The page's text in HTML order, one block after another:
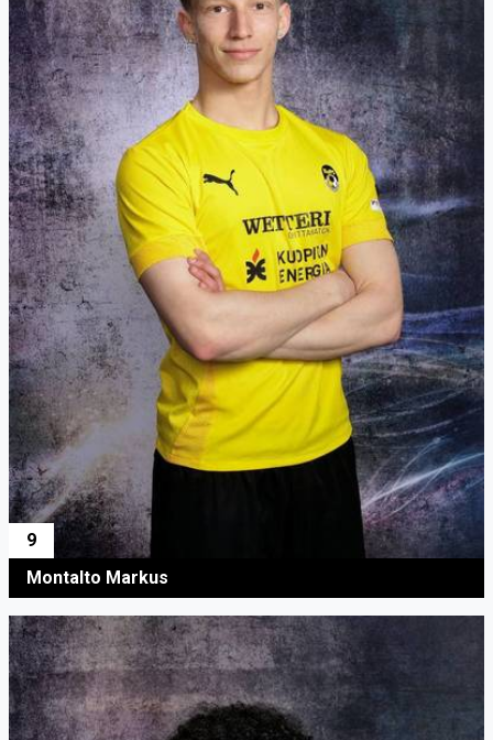
9
Montalto Markus